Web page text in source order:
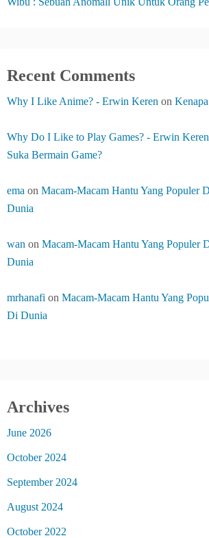
o
Recent Comments
Why I Like Anime? - Erwin Keren on
Why Do I Like to Play Games? - Erwin Keren
Suka Bermain Game?
ema on Macam-Macam Hantu Yang Populer
Dunia
wan on Macam-Macam Hantu Yang Populer
Dunia
mrhanafi on Macam-Macam Hantu Yang
Di Dunia
Archives
June 2026
October 2024
September 2024
August 2024
October 2022